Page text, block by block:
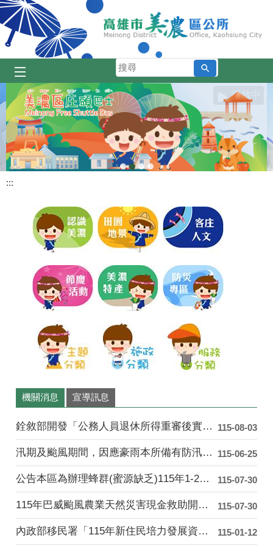
跳到主要內容區塊
搜
尋
播放中
目
:::
機關消息 宣導訊息
115-08-03
銓敘部開發「公務人員退休所得重審後實發金額試算器」....
115-06-25
汛期及颱風期間，因應豪雨本所備有防汛沙包供民眾索取....
115-07-30
公告本區為辦理蜂群(蜜源缺乏)115年1-2月乾旱....
115-07-30
115年巴威颱風農業天然災害現金救助開始受理「水平....
115-01-12
內政部移民署「115年新住民培力發展資訊網」